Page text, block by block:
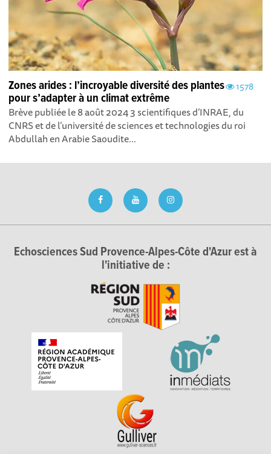
1578
Zones arides : l’incroyable diversité des plantes
pour s’adapter à un climat extrême
Brève publiée le 8 août 2024 3 scientifiques d’INRAE, du
CNRS et de l’université de sciences et technologies du roi
Abdullah en Arabie Saoudite...
Echosciences Sud Provence-Alpes-Côte d'Azur est à
l'initiative de :